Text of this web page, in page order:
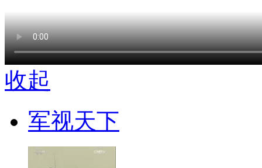
收起
军视天下